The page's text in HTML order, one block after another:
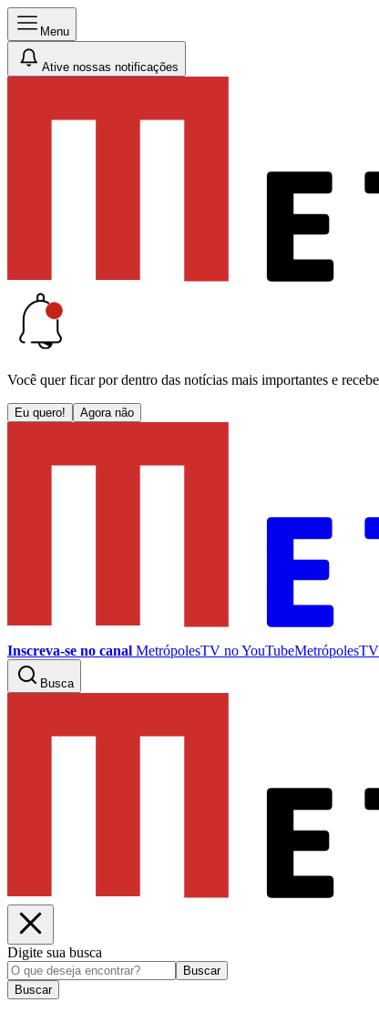
Menu
Ative nossas notificações
Você quer ficar por dentro das notícias mais importantes e
Eu quero! Agora não
Inscreva-se no canal MetrópolesTV noYouTubeMetrópolesTV
Busca
Digite sua busca
Buscar
Buscar